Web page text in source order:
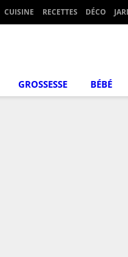
CUISINE RECETTES DÉCO
GROSSESSE BÉBÉ